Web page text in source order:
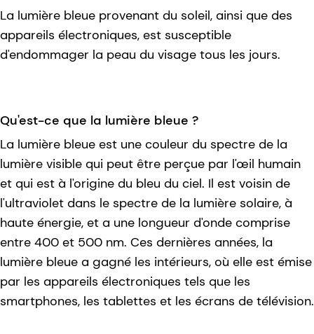
La lumière bleue provenant du soleil, ainsi que des
appareils électroniques, est susceptible
d'endommager la peau du visage tous les jours.
Qu'est-ce que la lumière bleue ?
La lumière bleue est une couleur du spectre de la
lumière visible qui peut être perçue par l'œil humain
et qui est à l'origine du bleu du ciel. Il est voisin de
l'ultraviolet dans le spectre de la lumière solaire, à
haute énergie, et a une longueur d'onde comprise
entre 400 et 500 nm. Ces dernières années, la
lumière bleue a gagné les intérieurs, où elle est émise
par les appareils électroniques tels que les
smartphones, les tablettes et les écrans de télévision.